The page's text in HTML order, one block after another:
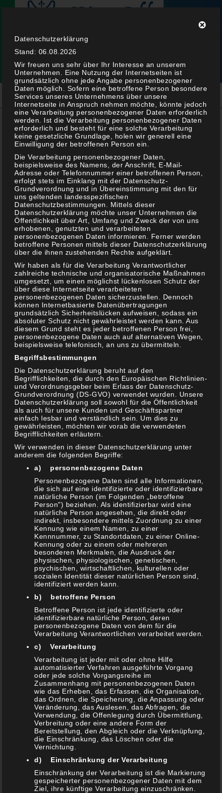
Espresso Ball´s
s1-g1 1. August 2019
mit Brötchenkruste und Parmesan Sauce All in One
Gericht (Beitrag kann unbezahlte Werbung enthalten)
Weiterlesen
All in One,mit Hackfleisch,Rezepte,vom Grill
Schreib einen Kommentar
Espresso Fleisch Paplo
s1-g1 20. Januar 2018
Rindfleisch trifft auf Espresso (Beitrag kann
Datenschutzerklärung
Stand: 06.08.2026
Wir freuen uns sehr über Ihr Interesse an unserem
Unternehmen. Eine Nutzung der Internetseiten ist
grundsätzlich ohne jede Angabe personenbezogener
Daten möglich. Sofern eine betroffene Person besondere
Services unseres Unternehmens über unsere
Internetseite in Anspruch nehmen möchte, könnte jedoch
eine Verarbeitung personenbezogener Daten erforderlich
werden. Ist die Verarbeitung personenbezogener Daten
erforderlich und besteht für eine solche Verarbeitung
keine gesetzliche Grundlage, holen wir generell eine
Einwilligung der betroffenen Person ein.
Die Verarbeitung personenbezogener Daten,
beispielsweise des Namens, der Anschrift, E-Mail-
Adresse oder Telefonnummer einer betroffenen Person,
erfolgt stets im Einklang mit der Datenschutz-
Grundverordnung und in Übereinstimmung mit den für
uns geltenden landesspezifischen
Datenschutzbestimmungen. Mittels dieser
Datenschutzerklärung möchte unser Unternehmen die
Öffentlichkeit über Art, Umfang und Zweck der von uns
erhobenen, genutzten und verarbeiteten
personenbezogenen Daten informieren. Ferner werden
betroffene Personen mittels dieser Datenschutzerklärung
über die ihnen zustehenden Rechte aufgeklärt.
Wir haben als für die Verarbeitung Verantwortlicher
zahlreiche technische und organisatorische Maßnahmen
umgesetzt, um einen möglichst lückenlosen Schutz der
über diese Internetseite verarbeiteten
personenbezogenen Daten sicherzustellen. Dennoch
können Internetbasierte Datenübertragungen
grundsätzlich Sicherheitslücken aufweisen, sodass ein
absoluter Schutz nicht gewährleistet werden kann. Aus
diesem Grund steht es jeder betroffenen Person frei,
personenbezogene Daten auch auf alternativen Wegen,
beispielsweise telefonisch, an uns zu übermitteln.
Begriffsbestimmungen
Die Datenschutzerklärung beruht auf den
Begrifflichkeiten, die durch den Europäischen Richtlinien-
und Verordnungsgeber beim Erlass der Datenschutz-
Grundverordnung (DS-GVO) verwendet wurden. Unsere
Datenschutzerklärung soll sowohl für die Öffentlichkeit
als auch für unsere Kunden und Geschäftspartner
einfach lesbar und verständlich sein. Um dies zu
gewährleisten, möchten wir vorab die verwendeten
Begrifflichkeiten erläutern.
Wir verwenden in dieser Datenschutzerklärung unter
anderem die folgenden Begriffe:
a) personenbezogene Daten
Personenbezogene Daten sind alle Informationen,
die sich auf eine identifizierte oder identifizierbare
natürliche Person (im Folgenden „betroffene
Person") beziehen. Als identifizierbar wird eine
natürliche Person angesehen, die direkt oder
indirekt, insbesondere mittels Zuordnung zu einer
Kennung wie einem Namen, zu einer
Kennnummer, zu Standortdaten, zu einer Online-
Kennung oder zu einem oder mehreren
besonderen Merkmalen, die Ausdruck der
physischen, physiologischen, genetischen,
psychischen, wirtschaftlichen, kulturellen oder
sozialen Identität dieser natürlichen Person sind,
identifiziert werden kann.
b) betroffene Person
Betroffene Person ist jede identifizierte oder
identifizierbare natürliche Person, deren
personenbezogene Daten von dem für die
Verarbeitung Verantwortlichen verarbeitet werden.
c) Verarbeitung
Verarbeitung ist jeder mit oder ohne Hilfe
automatisierter Verfahren ausgeführte Vorgang
oder jede solche Vorgangsreihe im
Zusammenhang mit personenbezogenen Daten
wie das Erheben, das Erfassen, die Organisation,
das Ordnen, die Speicherung, die Anpassung oder
Veränderung, das Auslesen, das Abfragen, die
Verwendung, die Offenlegung durch Übermittlung,
Verbreitung oder eine andere Form der
Bereitstellung, den Abgleich oder die Verknüpfung,
die Einschränkung, das Löschen oder die
Vernichtung.
d) Einschränkung der Verarbeitung
Einschränkung der Verarbeitung ist die Markierung
gespeicherter personenbezogener Daten mit dem
Ziel, ihre künftige Verarbeitung einzuschränken.